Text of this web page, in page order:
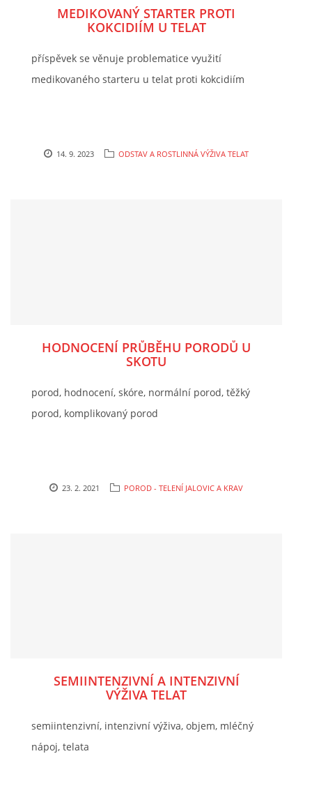
MEDIKOVANÝ STARTER PROTI
KOKCIDIÍM U TELAT
příspěvek se věnuje problematice využití
medikovaného starteru u telat proti kokcidiím
14. 9. 2023 ODSTAV A ROSTLINNÁ VÝŽIVA TELAT
HODNOCENÍ PRŮBĚHU PORODŮ U
SKOTU
porod, hodnocení, skóre, normální porod, těžký
porod, komplikovaný porod
23. 2. 2021 POROD - TELENÍ JALOVIC A KRAV
SEMIINTENZIVNÍ A INTENZIVNÍ
VÝŽIVA TELAT
semiintenzivní, intenzivní výživa, objem, mléčný
nápoj, telata